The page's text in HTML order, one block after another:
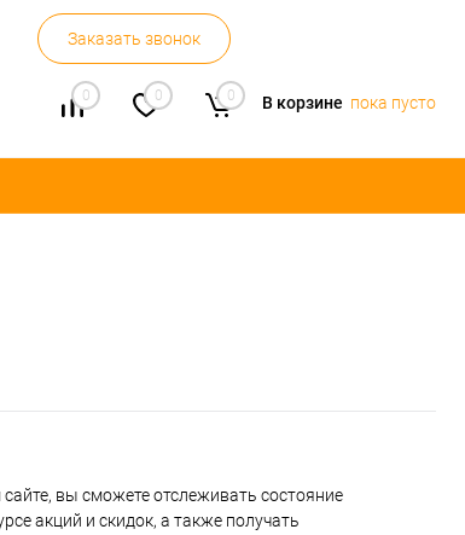
Заказать звонок
0 0 0 В корзине пока пусто
вы сможете отслеживать состояние
акций и скидок, а также получать